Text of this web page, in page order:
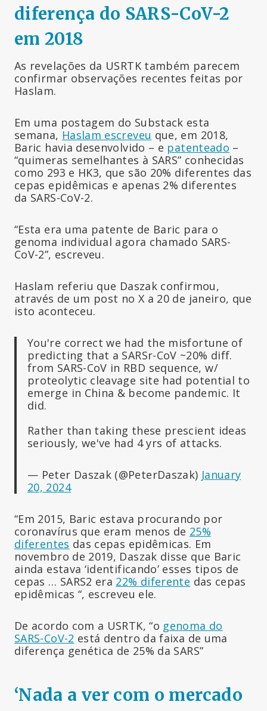
diferença do SARS-CoV-2
em 2018
As revelações da USRTK também parecem
confirmar observações recentes feitas por
Haslam.
Em uma postagem do Substack esta
semana, Haslam escreveu que, em 2018,
Baric havia desenvolvido – e patenteado –
“quimeras semelhantes à SARS” conhecidas
como 293 e HK3, que são 20% diferentes das
cepas epidêmicas e apenas 2% diferentes
da SARS-CoV-2.
“Esta era uma patente de Baric para o
genoma individual agora chamado SARS-
CoV-2”, escreveu.
Haslam referiu que Daszak confirmou,
através de um post no X a 20 de janeiro, que
isto aconteceu.
You're correct we had the misfortune of
predicting that a SARSr-CoV ~20% diff.
from SARS-CoV in RBD sequence, w/
proteolytic cleavage site had potential to
emerge in China & become pandemic. It
did.
Rather than taking these prescient ideas
seriously, we've had 4 yrs of attacks.
— Peter Daszak (@PeterDaszak) January
20, 2024
“Em 2015, Baric estava procurando por
coronavírus que eram menos de 25%
diferentes das cepas epidêmicas. Em
novembro de 2019, Daszak disse que Baric
ainda estava ‘identificando’ esses tipos de
cepas … SARS2 era 22% diferente das cepas
epidêmicas “, escreveu ele.
De acordo com a USRTK, “o genoma do
SARS-CoV-2 está dentro da faixa de uma
diferença genética de 25% da SARS”
‘Nada a ver com o mercado